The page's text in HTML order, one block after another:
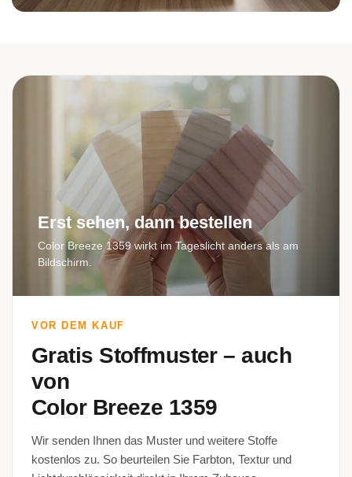
Erst sehen, dann bestellen
Color Breeze 1359 wirkt im Tageslicht anders als am
Bildschirm.
VOR DEM KAUF
Gratis Stoffmuster – auch
von
Color Breeze 1359
Wir senden Ihnen das Muster und weitere Stoffe
kostenlos zu. So beurteilen Sie Farbton, Textur und